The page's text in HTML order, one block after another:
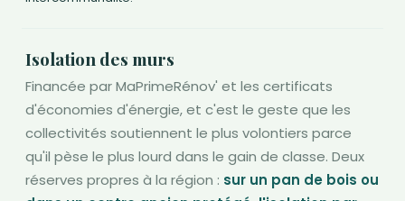
Isolation des murs
Financée par MaPrimeRénov' et les certificats
d'économies d'énergie, et c'est le geste que les
collectivités soutiennent le plus volontiers parce
qu'il pèse le plus lourd dans le gain de classe. Deux
réserves propres à la région : sur un pan de bois ou